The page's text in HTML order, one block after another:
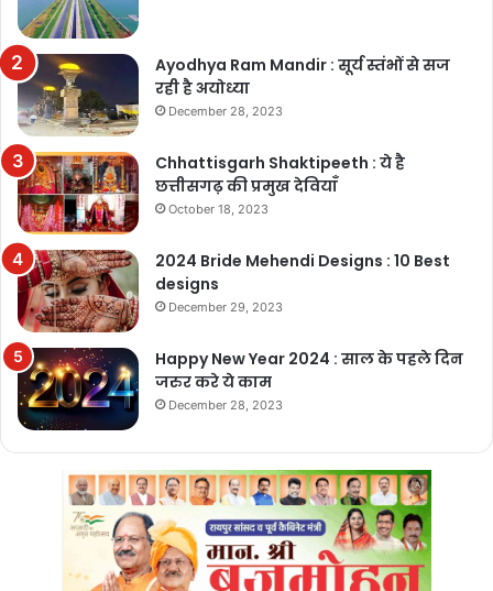
Ayodhya Ram Mandir : सूर्य स्तंभों से सज
रही है अयोध्या
December 28, 2023
Chhattisgarh Shaktipeeth : ये है
छत्तीसगढ़ की प्रमुख देवियाँ
October 18, 2023
2024 Bride Mehendi Designs : 10 Best
designs
December 29, 2023
Happy New Year 2024 : साल के पहले दिन
जरुर करे ये काम
December 28, 2023